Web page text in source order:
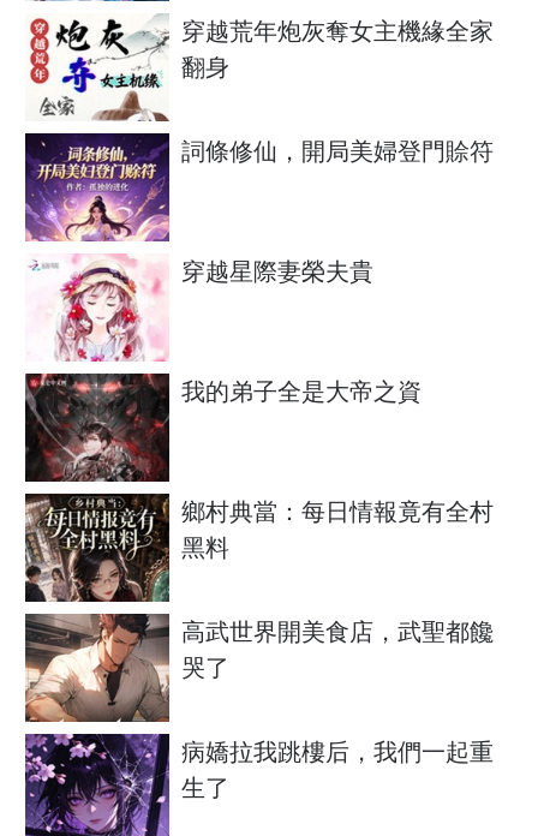
穿越荒年炮灰奪女主機緣全家
翻身
詞條修仙，開局美婦登門賒符
穿越星際妻榮夫貴
我的弟子全是大帝之資
鄉村典當：每日情報竟有全村
黑料
高武世界開美食店，武聖都饞
哭了
病嬌拉我跳樓后，我們一起重
生了